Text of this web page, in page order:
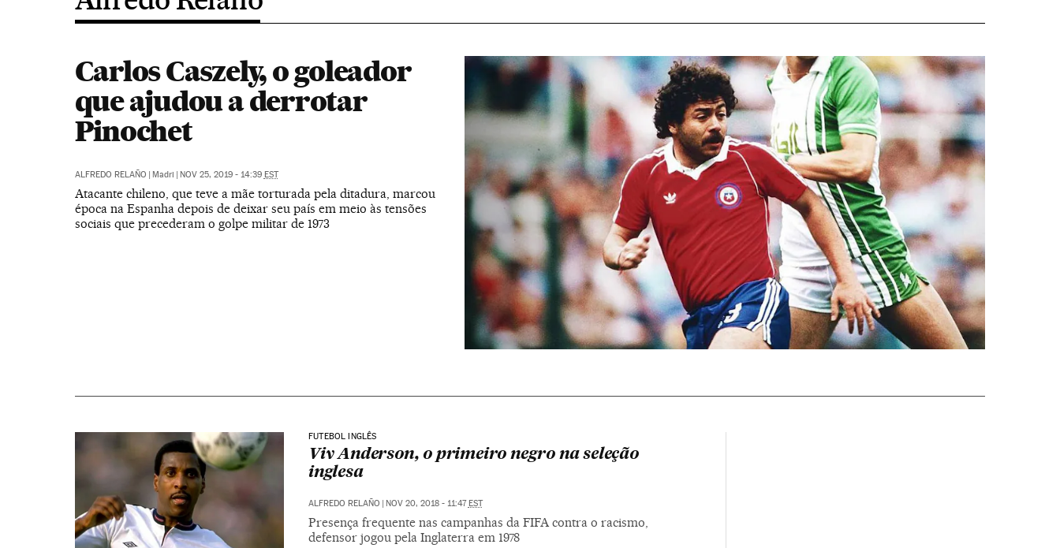
Carlos Caszely, o goleador
que ajudou a derrotar
Pinochet
ALFREDO RELAÑO | Madri | NOV 25, 2019 - 14:39 EST
Atacante chileno, que teve a mãe torturada pela ditadura, marcou
época na Espanha depois de deixar seu país em meio às tensões
sociais que precederam o golpe militar de 1973
FUTEBOL INGLÊS
Viv Anderson, o primeiro negro na seleção
inglesa
ALFREDO RELAÑO | NOV 20, 2018 - 11:47EST
Presença frequente nas campanhas da FIFA contra o racismo,
defensor jogou pela Inglaterra em 1978